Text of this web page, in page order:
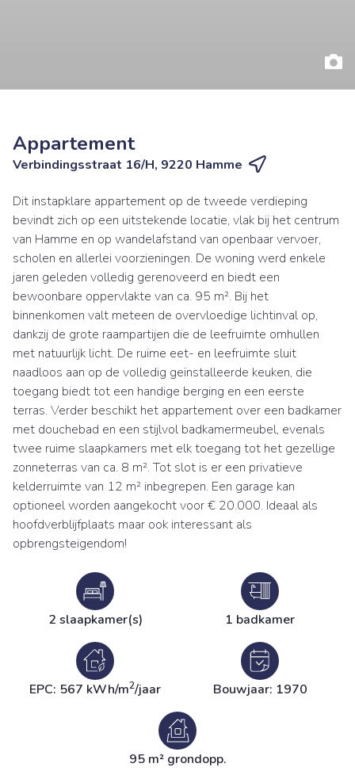
Appartement
Verbindingsstraat 16/H, 9220 Hamme
Dit instapklare appartement op de tweede verdieping
bevindt zich op een uitstekende locatie, vlak bij het centrum
van Hamme en op wandelafstand van openbaar vervoer,
scholen en allerlei voorzieningen. De woning werd enkele
jaren geleden volledig gerenoveerd en biedt een
bewoonbare oppervlakte van ca. 95 m². Bij het
binnenkomen valt meteen de overvloedige lichtinval op,
dankzij de grote raampartijen die de leefruimte omhullen
met natuurlijk licht. De ruime eet- en leefruimte sluit
naadloos aan op de volledig geïnstalleerde keuken, die
toegang biedt tot een handige berging en een eerste
terras. Verder beschikt het appartement over een badkamer
met douchebad en een stijlvol badkamermeubel, evenals
twee ruime slaapkamers met elk toegang tot het gezellige
zonneterras van ca. 8 m². Tot slot is er een privatieve
kelderruimte van 12 m² inbegrepen. Een garage kan
optioneel worden aangekocht voor € 20.000. Ideaal als
hoofdverblijfplaats maar ook interessant als
opbrengsteigendom!
2 slaapkamer(s) 1 badkamer
EPC: 567 kWh/m2/jaar Bouwjaar: 1970
95 m² grondopp.